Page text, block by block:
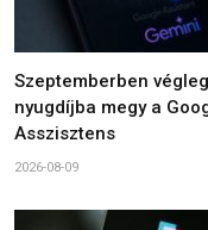
Szeptemberben végleg
nyugdíjba megy a
Asszisztens
2026-08-09